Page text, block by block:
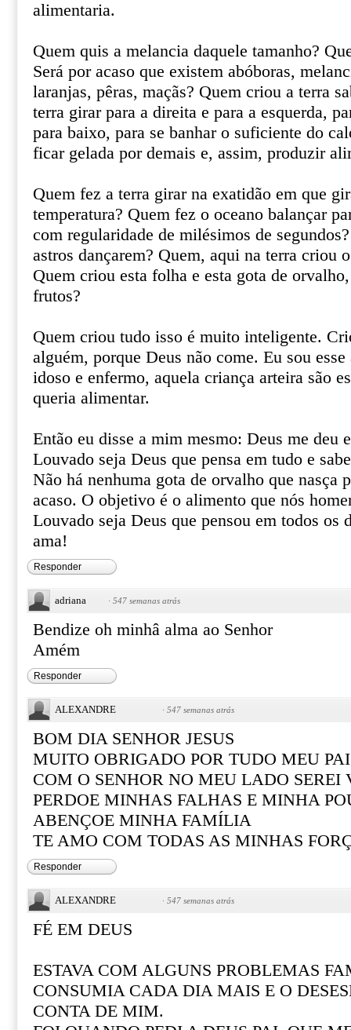
alimentaria.
Quem quis a melancia daquele tamanho?
Será por acaso que existem abóboras,
laranjas, pêras, maçãs? Quem criou a terra
terra girar para a direita e para a esquerda,
para baixo, para se banhar o suficiente do
ficar gelada por demais e, assim, produzir
Quem fez a terra girar na exatidão em que
temperatura? Quem fez o oceano balançar
com regularidade de milésimos de
astros dançarem? Quem, aqui na terra criou
Quem criou esta folha e esta gota de
frutos?
Quem criou tudo isso é muito inteligente.
alguém, porque Deus não come. Eu sou
idoso e enfermo, aquela criança arteira são
queria alimentar.
Então eu disse a mim mesmo: Deus me deu
Louvado seja Deus que pensa em tudo e
Não há nenhuma gota de orvalho que nasça
acaso. O objetivo é o alimento que nós
Louvado seja Deus que pensou em todos os
ama!
Responder
adriana · 547 semanas atrás
Bendize oh minhâ alma ao Senhor
Amém
Responder
ALEXANDRE · 547 semanas atrás
BOM DIA SENHOR JESUS
MUITO OBRIGADO POR TUDO MEU PAI
COM O SENHOR NO MEU LADO SEREI
PERDOE MINHAS FALHAS E MINHA
ABENÇOE MINHA FAMÍLIA
TE AMO COM TODAS AS MINHAS
Responder
ALEXANDRE · 547 semanas atrás
FÉ EM DEUS
ESTAVA COM ALGUNS PROBLEMAS
CONSUMIA CADA DIA MAIS E O
CONTA DE MIM.